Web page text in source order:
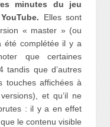
minutes du jeu
Elles sont
« master » (ou
été complétée il y a
que certaines
tandis que d’autres
touches affichées à
et qu’il ne
: il y a en effet
le contenu visible